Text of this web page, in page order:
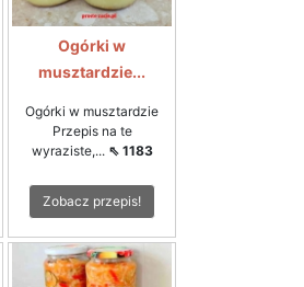
Ogórki w
musztardzie...
Ogórki w musztardzie
Przepis na te
wyraziste,... ⇖ 1183
Zobacz przepis!